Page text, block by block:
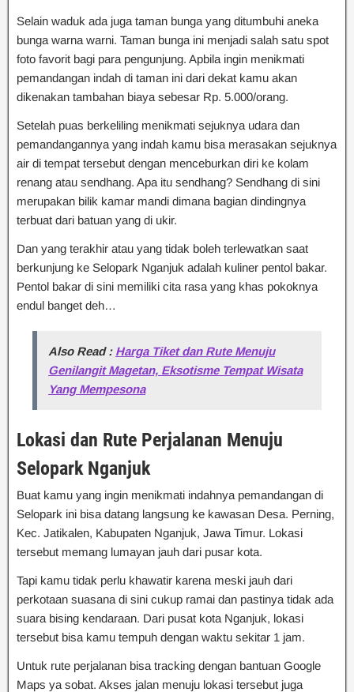
Selain waduk ada juga taman bunga yang ditumbuhi aneka
bunga warna warni. Taman bunga ini menjadi salah satu spot
foto favorit bagi para pengunjung. Apbila ingin menikmati
pemandangan indah di taman ini dari dekat kamu akan
dikenakan tambahan biaya sebesar Rp. 5.000/orang.
Setelah puas berkeliling menikmati sejuknya udara dan
pemandangannya yang indah kamu bisa merasakan sejuknya
air di tempat tersebut dengan menceburkan diri ke kolam
renang atau sendhang. Apa itu sendhang? Sendhang di sini
merupakan bilik kamar mandi dimana bagian dindingnya
terbuat dari batuan yang di ukir.
Dan yang terakhir atau yang tidak boleh terlewatkan saat
berkunjung ke Selopark Nganjuk adalah kuliner pentol bakar.
Pentol bakar di sini memiliki cita rasa yang khas pokoknya
endul banget deh…
Also Read : Harga Tiket dan Rute Menuju
Genilangit Magetan, Eksotisme Tempat Wisata
Yang Mempesona
Lokasi dan Rute Perjalanan Menuju
Selopark Nganjuk
Buat kamu yang ingin menikmati indahnya pemandangan di
Selopark ini bisa datang langsung ke kawasan Desa. Perning,
Kec. Jatikalen, Kabupaten Nganjuk, Jawa Timur. Lokasi
tersebut memang lumayan jauh dari pusar kota.
Tapi kamu tidak perlu khawatir karena meski jauh dari
perkotaan suasana di sini cukup ramai dan pastinya tidak ada
suara bising kendaraan. Dari pusat kota Nganjuk, lokasi
tersebut bisa kamu tempuh dengan waktu sekitar 1 jam.
Untuk rute perjalanan bisa tracking dengan bantuan Google
Maps ya sobat. Akses jalan menuju lokasi tersebut juga